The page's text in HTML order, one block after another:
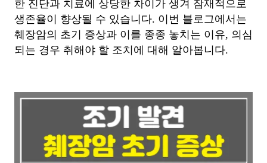
한 진단과 치료에 상당한 차이가 생겨 잠재적으로
생존율이 향상될 수 있습니다. 이번 블로그에서는
췌장암의 초기 증상과 이를 종종 놓치는 이유, 의심
되는 경우 취해야 할 조치에 대해 알아봅니다.